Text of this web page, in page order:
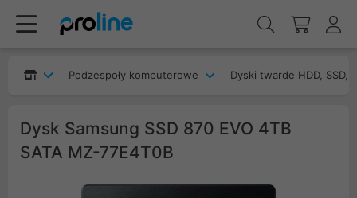
Podzespoły komputerowe Dyski twarde HDD, SSD,
Dysk Samsung SSD 870 EVO 4TB
SATA MZ-77E4T0B